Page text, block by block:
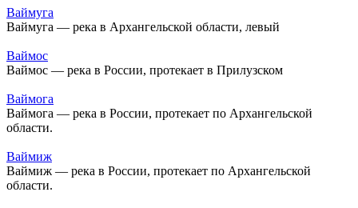
Ваймуга
Ваймуга — река в Архангельской области, левый
Ваймос
Ваймос — река в России, протекает в Прилузском
Ваймога
Ваймога — река в России, протекает по Архангельской
области.
Ваймиж
Ваймиж — река в России, протекает по Архангельской
области.